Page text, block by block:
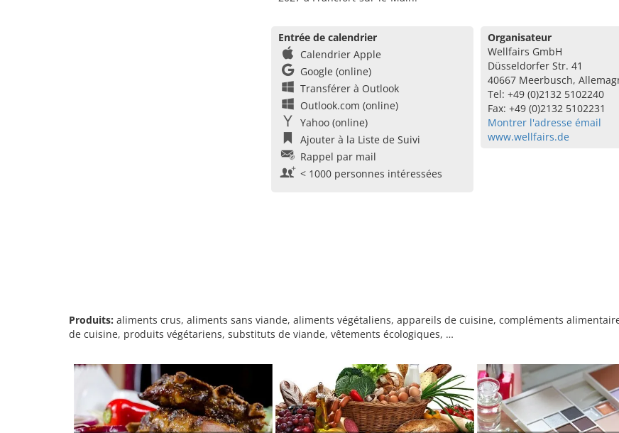
Entrée de calendrier
Calendrier Apple
Google (online)
Transférer à Outlook
Outlook.com (online)
Yahoo (online)
Ajouter à la Liste de Suivi
Rappel par mail
< 1000 personnes intéressées
Organisateur
Wellfairs GmbH
Düsseldorfer Str. 41
40667 Meerbusch,
Tel: +49 (0)2132 5102240
Fax: +49 (0)2132 5102231
Montrer l'adresse émail
www.wellfairs.de
Produits: aliments crus, aliments sans viande, aliments végétaliens, appareils de cuisine, compléments
de cuisine, produits végétariens, substituts de viande, vêtements écologiques, …